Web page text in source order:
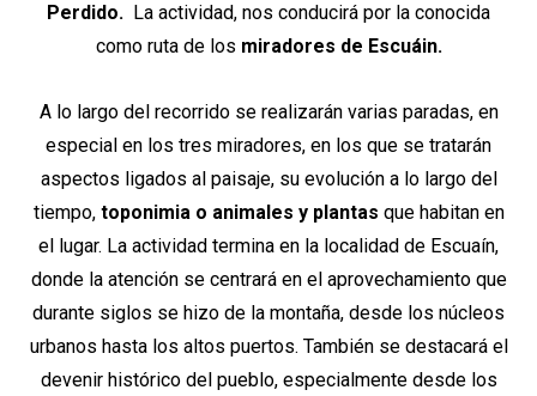
Perdido. La actividad, nos conducirá por la conocida
como ruta de los miradores de Escuáin.
A lo largo del recorrido se realizarán varias paradas, en
especial en los tres miradores, en los que se tratarán
aspectos ligados al paisaje, su evolución a lo largo del
tiempo,toponimia o animales y plantas que habitan en
el lugar. La actividad termina en la localidad de Escuaín,
donde la atención se centrará en el aprovechamiento que
durante siglos se hizo de la montaña, desde los núcleos
urbanos hasta los altos puertos. También se destacará el
devenir histórico del pueblo, especialmente desde los